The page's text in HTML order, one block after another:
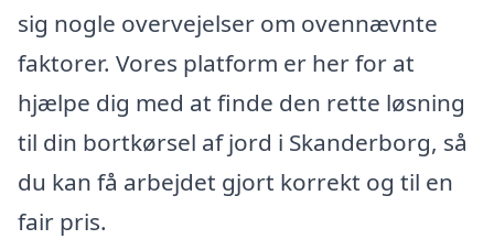
sig nogle overvejelser om ovennævnte
faktorer. Vores platform er her for at
hjælpe dig med at finde den rette løsning
til din bortkørsel af jord i Skanderborg, så
du kan få arbejdet gjort korrekt og til en
fair pris.